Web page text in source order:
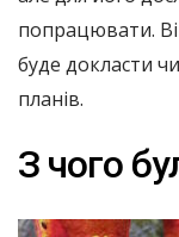
попрацювати.
буде докласти
планів.
З чого